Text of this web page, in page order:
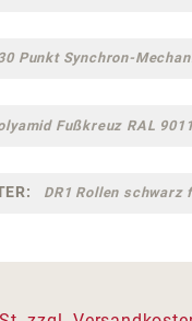
Punkt Synchron-
Fußkreuz RAL
DR1 Rollen schwarz